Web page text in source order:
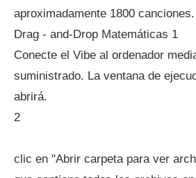
aproximadamente 1800
Drag - and-Drop Matemáticas 1
Conecte el Vibe al ordenador
suministrado. La ventana de
abrirá.
2
clic en "Abrir carpeta para ver